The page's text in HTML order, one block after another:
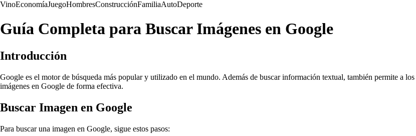
VinoEconomíaJuegoHombresConstrucciónFamiliaAutoDeporte
Guía Completa para Buscar Imágenes en Google
Introducción
Google es el motor de búsqueda más popular y utilizado en el mundo. Además de buscar información textual, también permite a
imágenes en Google de forma efectiva.
Buscar Imagen en Google
Para buscar una imagen en Google, sigue estos pasos: